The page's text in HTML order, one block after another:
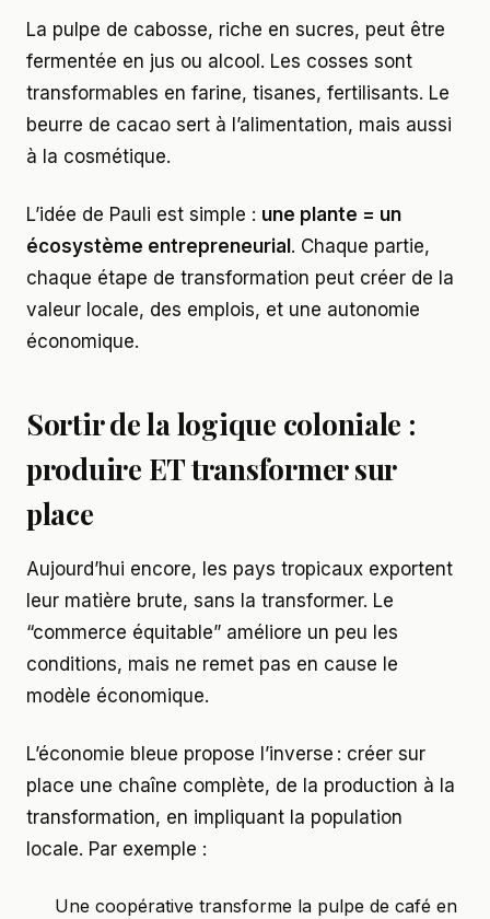
La pulpe de cabosse, riche en sucres, peut être
fermentée en jus ou alcool. Les cosses sont
transformables en farine, tisanes, fertilisants. Le
beurre de cacao sert à l’alimentation, mais aussi
à la cosmétique.
L’idée de Pauli est simple : une plante = un
écosystème entrepreneurial . Chaque partie,
chaque étape de transformation peut créer de la
valeur locale, des emplois, et une autonomie
économique.
Sortir de la logique coloniale :
produire ET transformer sur
place
Aujourd’hui encore, les pays tropicaux exportent
leur matière brute, sans la transformer. Le
“commerce équitable” améliore un peu les
conditions, mais ne remet pas en cause le
modèle économique.
L’économie bleue propose l’inverse : créer sur
place une chaîne complète, de la production à la
transformation, en impliquant la population
locale. Par exemple :
Une coopérative transforme la pulpe de café en